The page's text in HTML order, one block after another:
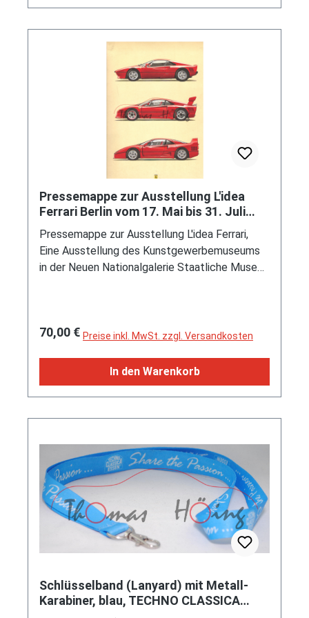
Siku Prospekt 2020 und LÜK Gesamtkatalog,
Georg Westermann Verlag GmbH
Braunschweig, ISBN 978-3-07-247920-2, (EAN
Pressemappe zur Ausstellung L'idea
Ferrari Berlin vom 17. Mai bis 31. Juli
1994, Fabbri Editori
Pressemappe zur Ausstellung L'idea Ferrari,
Eine Ausstellung des Kunstgewerbemuseums
in der Neuen Nationalgalerie Staatliche Museen
englisch + italienisch und 9 Stück Dias sowie
Seiten (minimale Gebrauchsspuren)
Regulärer Preis:
70,00 € Preise inkl. MwSt. zzgl. Versandkosten
In den Warenkorb
Schlüsselband (Lanyard) mit Metall-
Karabiner, blau, TECHNO CLASSICA